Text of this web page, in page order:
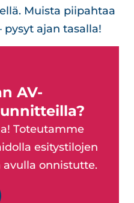
Muista piipahtaa
ajan tasalla!
AV-
Toteutamme
esitystilojen
avulla onnistutte.